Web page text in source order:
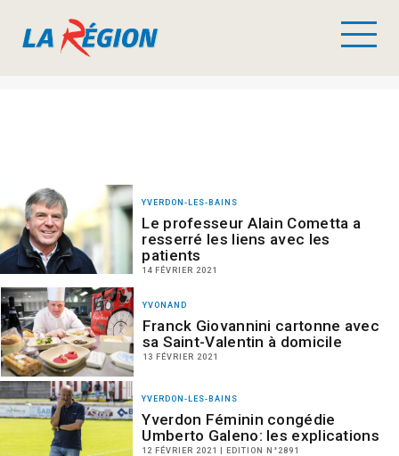
YVERDON-LES-BAINS
Le professeur Alain Cometta a
resserré les liens avec les
patients
14 FÉVRIER 2021
YVONAND
Franck Giovannini cartonne avec
sa Saint-Valentin à domicile
13 FÉVRIER 2021
YVERDON-LES-BAINS
Yverdon Féminin congédie
Umberto Galeno: les explications
12 FÉVRIER 2021 | EDITION N°2891